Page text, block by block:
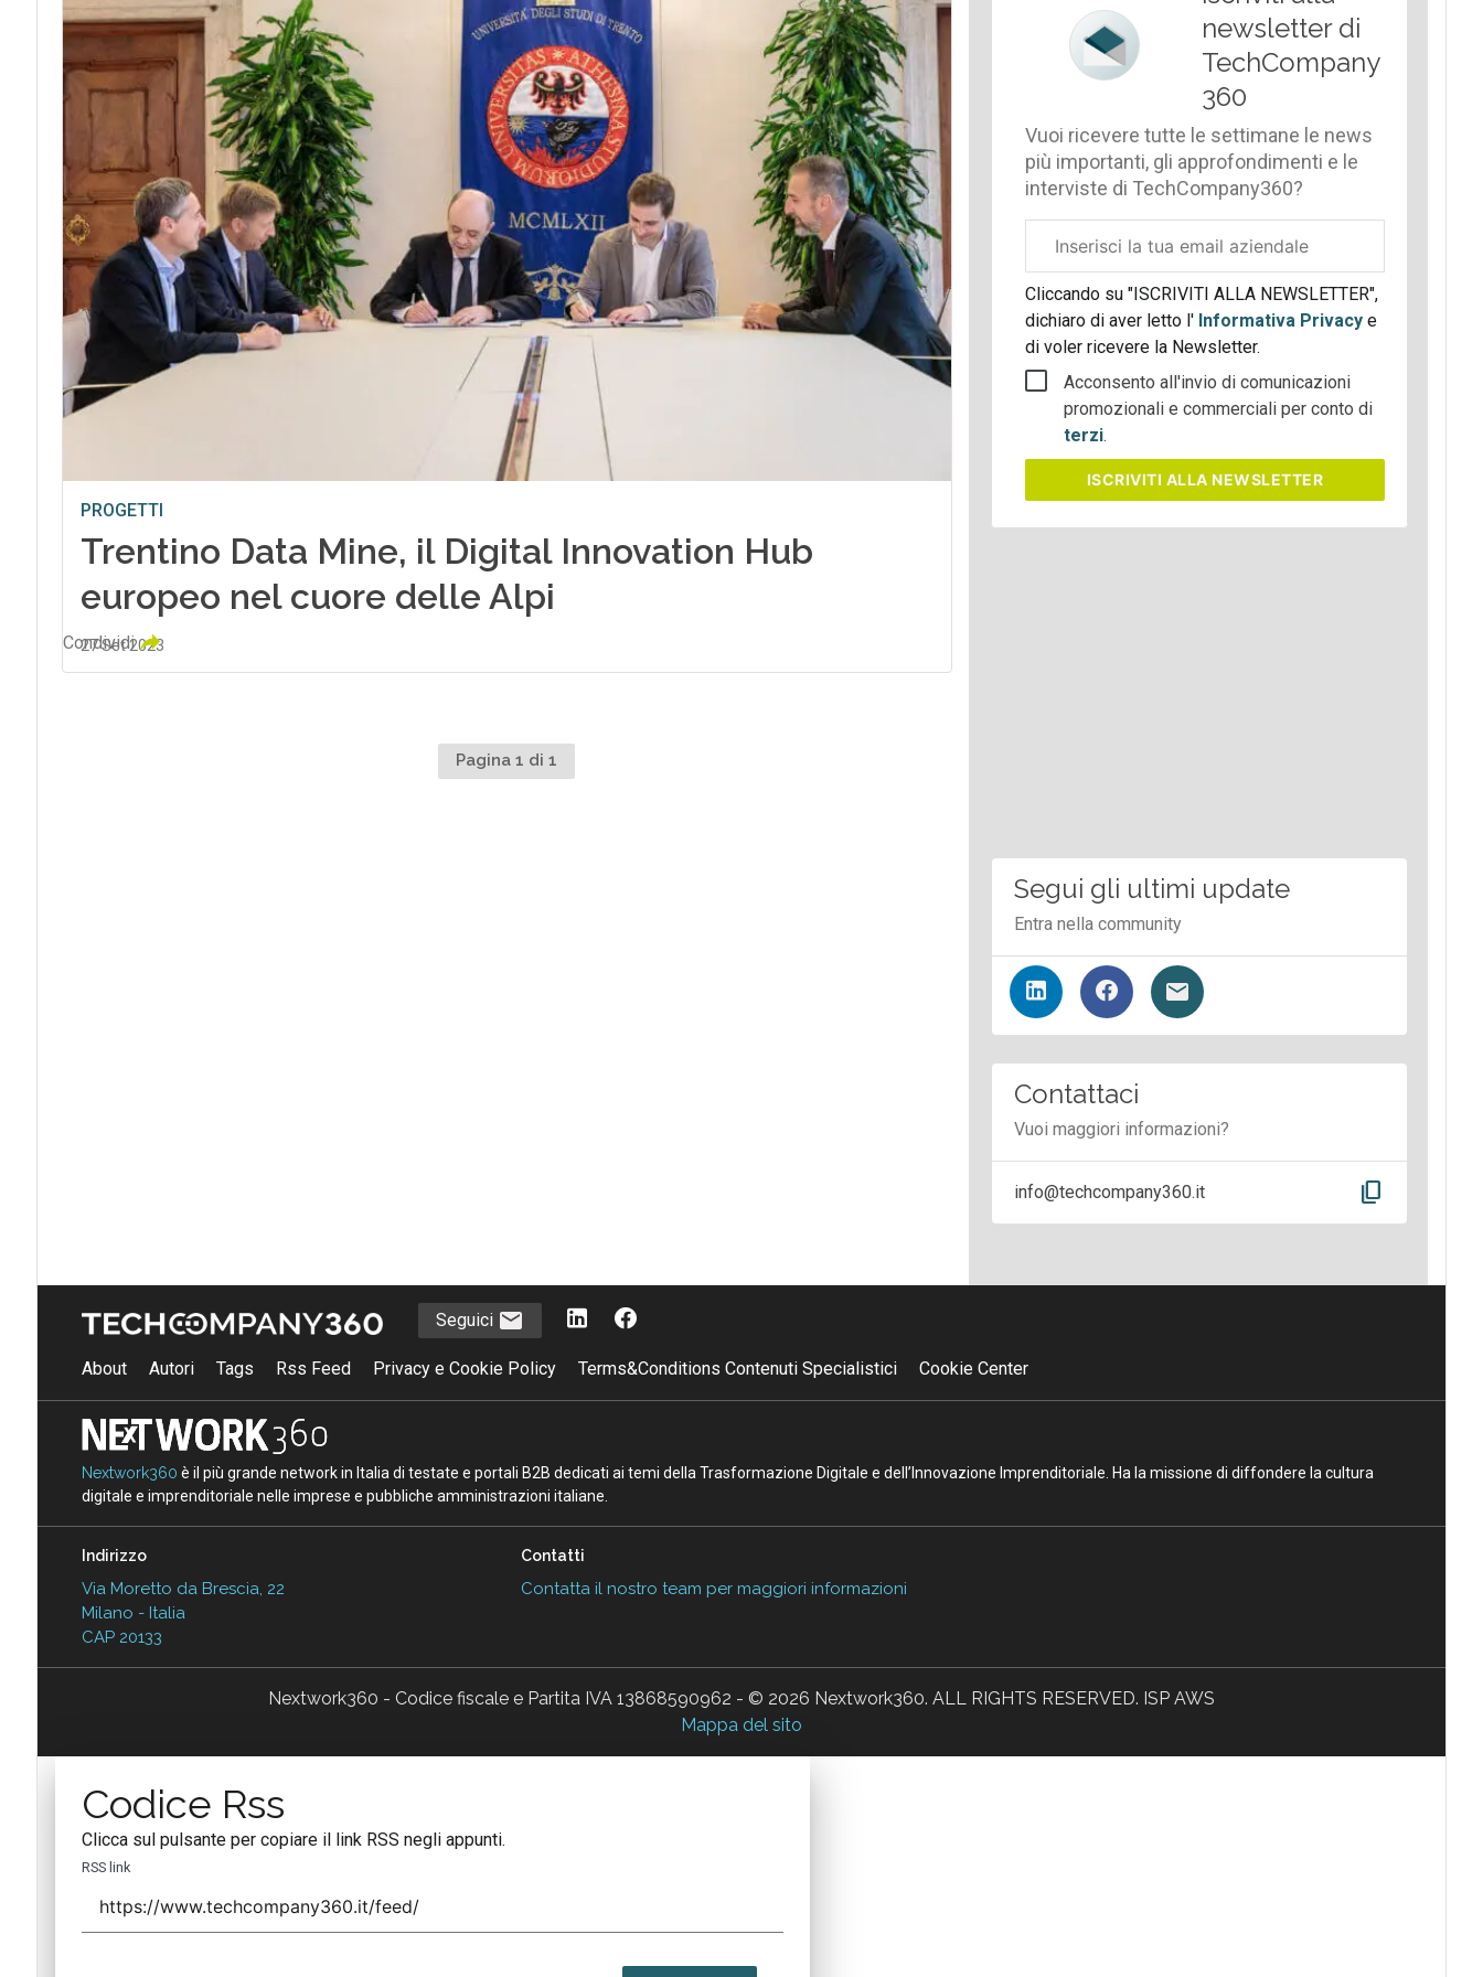
PROGETTI
Trentino Data Mine, il Digital Innovation Hub
europeo nel cuore delle Alpi
27 Set 2023
Condividi
Pagina 1 di 1
newsletter di
TechCompany
360
Vuoi ricevere tutte le settimane le news
più importanti, gli approfondimenti e le
interviste di TechCompany360?
aziendale
Cliccando su "ISCRIVITI ALLA NEWSLETTER",
dichiaro di aver letto l'Informativa Privacy e
di voler ricevere la Newsletter.
Acconsento all'invio di comunicazioni
promozionali e commerciali per conto di
terzi.
ISCRIVITI ALLA NEWSLETTER
Segui gli ultimi update
Entra nella community
Contattaci
Vuoi maggiori informazioni?
info@techcompany360.it content_copy
Seguici
About Autori Tags Rss Feed Privacy e Cookie Policy Terms&Conditions Contenuti Specialistici Cookie Center
Nextwork360 è il più grande network in Italia di testate e portali B2B dedicati ai temi della Trasformazione Digitale e dell’Innovazione Imprenditoriale. Ha la missione di diffondere la cultura
digitale e imprenditoriale nelle imprese e pubbliche amministrazioni italiane.
Indirizzo
Via Moretto da Brescia, 22
Milano - Italia
CAP 20133
Contatti
Contatta il nostro team per maggiori informazioni
Nextwork360 - Codice fiscale e Partita IVA 13868590962 - © 2026 Nextwork360. ALL RIGHTS RESERVED. ISP AWS
Mappa del sito
Codice Rss
Clicca sul pulsante per copiare il link RSS negli appunti.
RSS link